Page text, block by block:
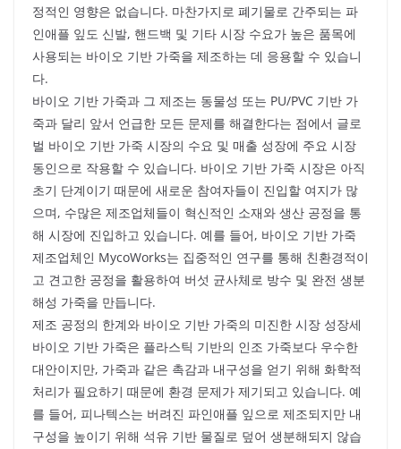
정적인 영향은 없습니다. 마찬가지로 폐기물로 간주되는 파
인애플 잎도 신발, 핸드백 및 기타 시장 수요가 높은 품목에
사용되는 바이오 기반 가죽을 제조하는 데 응용할 수 있습니
다.
바이오 기반 가죽과 그 제조는 동물성 또는 PU/PVC 기반 가
죽과 달리 앞서 언급한 모든 문제를 해결한다는 점에서 글로
벌 바이오 기반 가죽 시장의 수요 및 매출 성장에 주요 시장
동인으로 작용할 수 있습니다. 바이오 기반 가죽 시장은 아직
초기 단계이기 때문에 새로운 참여자들이 진입할 여지가 많
으며, 수많은 제조업체들이 혁신적인 소재와 생산 공정을 통
해 시장에 진입하고 있습니다. 예를 들어, 바이오 기반 가죽
제조업체인 MycoWorks는 집중적인 연구를 통해 친환경적이
고 견고한 공정을 활용하여 버섯 균사체로 방수 및 완전 생분
해성 가죽을 만듭니다.
제조 공정의 한계와 바이오 기반 가죽의 미진한 시장 성장세
바이오 기반 가죽은 플라스틱 기반의 인조 가죽보다 우수한
대안이지만, 가죽과 같은 촉감과 내구성을 얻기 위해 화학적
처리가 필요하기 때문에 환경 문제가 제기되고 있습니다. 예
를 들어, 피나텍스는 버려진 파인애플 잎으로 제조되지만 내
구성을 높이기 위해 석유 기반 물질로 덮어 생분해되지 않습